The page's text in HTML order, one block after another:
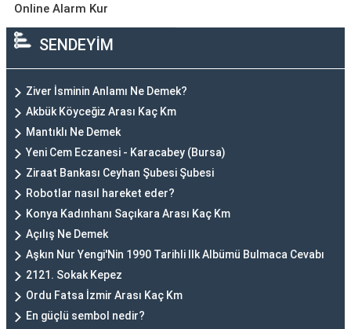
Online Alarm Kur
SENDEYİM
Ziver İsminin Anlamı Ne Demek?
Akbük Köyceğiz Arası Kaç Km
Mantıklı Ne Demek
Yeni Cem Eczanesi - Karacabey (Bursa)
Ziraat Bankası Ceyhan Şubesi Şubesi
Robotlar nasıl hareket eder?
Konya Kadınhanı Saçıkara Arası Kaç Km
Açılış Ne Demek
Aşkın Nur Yengi'Nin 1990 Tarihli Ilk Albümü Bulmaca Cevabı
2121. Sokak Kepez
Ordu Fatsa İzmir Arası Kaç Km
En güçlü sembol nedir?